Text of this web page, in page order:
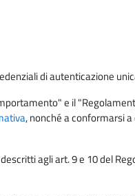
di autenticazione
e il
, nonché a conformarsi
agli art. 9 e 10 del